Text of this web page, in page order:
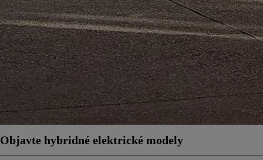
Objavte hybridné elektrické modely